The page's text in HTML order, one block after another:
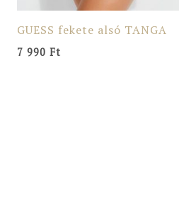
GUESS fekete alsó TANGA
7 990 Ft